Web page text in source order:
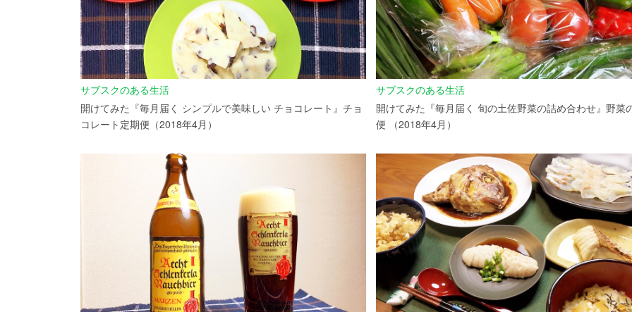
サブスクのある生活
開けてみた『毎月届く シンプルで美味しい チョコレート』チョ
コレート定期便（2018年4月）
サブスクのある生活
開けてみた『毎月届く 旬の土佐野菜の詰め合わせ』野菜
便 （2018年4月）